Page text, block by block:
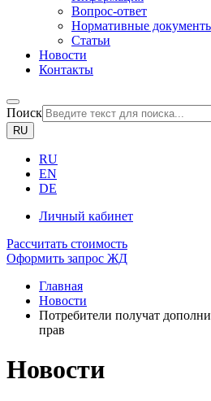
Вопрос-ответ
Нормативные
Статьи
Новости
Контакты
Поиск
RU
RU
EN
DE
Личный кабинет
Рассчитать стоимость
Оформить запрос ЖД
Главная
Новости
Потребители получат
прав
Новости